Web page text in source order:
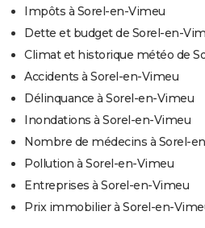
Impôts à Sorel-en-Vimeu
Dette et budget de Sorel-en-
Climat et historique météo de
Accidents à Sorel-en-Vimeu
Délinquance à Sorel-en-Vimeu
Inondations à Sorel-en-Vimeu
Nombre de médecins à Sorel-
Pollution à Sorel-en-Vimeu
Entreprises à Sorel-en-Vimeu
Prix immobilier à Sorel-en-